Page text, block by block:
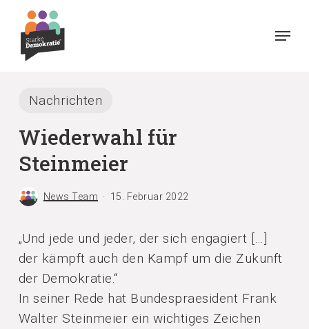
main
Menu
Nachrichten
Wiederwahl für
Steinmeier
News Team 15. Februar 2022
„Und jede und jeder, der sich engagiert […]
der kämpft auch den Kampf um die Zukunft
der Demokratie.“
In seiner Rede hat Bundespraesident Frank
Walter Steinmeier ein wichtiges Zeichen